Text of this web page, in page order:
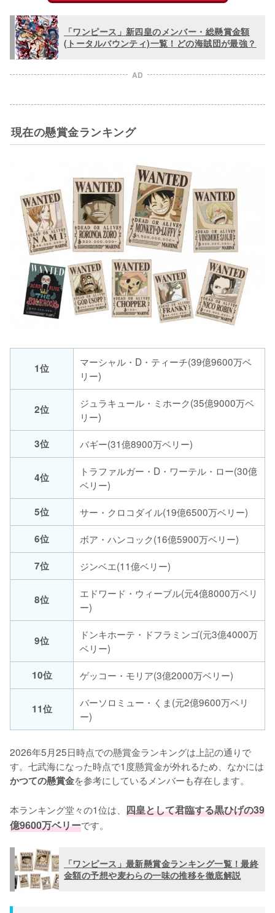
「ワンピース」新四皇のメンバー・総懸賞金額
(トータルバウンティ)一覧！どの海賊団が最強？
AD
現在の懸賞金ランキング
1位
マーシャル・D・ティーチ(39億9600万ベ
リー)
2位
ジュラキュール・ミホーク(35億9000万ベ
リー)
3位
バギー(31億8900万ベリー)
4位
トラファルガー・D・ワーテル・ロー(30億
ベリー)
5位
サー・クロコダイル(19億6500万ベリー)
6位
ボア・ハンコック(16億5900万ベリー)
7位
ジンベエ(11億ベリー)
8位
エドワード・ウィーブル(元4億8000万ベリ
ー)
9位
ドンキホーテ・ドフラミンゴ(元3億4000万
ベリー)
10位
ゲッコー・モリア(3億2000万ベリー)
11位
バーソロミュー・くま(元2億9600万ベリ
ー)
2026年5月25日時点での懸賞金ランキングは上記の通りで
す。七武海になった時点で1度懸賞金が外れるため、なかには
かつての懸賞金を参考にしているメンバーも存在します。
本ランキング堂々の1位は、 四皇として君臨する黒ひげの39
億9600万ベリーです。
「ワンピース」最新懸賞金ランキング一覧！最終
金額の予想や麦わらの一味の推移を徹底解説